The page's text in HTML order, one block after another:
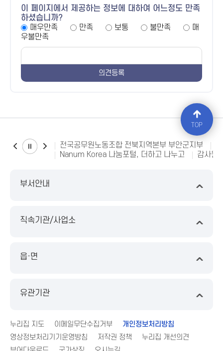
이 페이지에서 제공하는 정보에 대하여 어느정도 만족
하셨습니까?
매우만족
만족 보통 불만족
매
우불만족
전국공무원노동조합 전북지역본부 부안군지부
Nanum Korea 나눔포털, 더하고 나누고
감사원
부서안내
직속기관/사업소
읍·면
유관기관
누리집 지도 이메일무단수집거부
개인정보처리방침
영상정보처리기기운영방침
저작권 정책
누리집 개선의견
TOP